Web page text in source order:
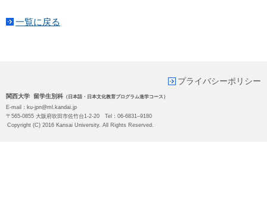
一覧に戻る
プライバシーポリシー
関西大学 留学生別科 （日本語・日本文化教育プログラム進学コース）
E-mail：ku-jpn@ml.kandai.jp
〒565-0855 大阪府吹田市佐竹台1-2-20 Tel：06-6831‒9180
Copyright (C) 2016 Kansai University. All Rights Reserved.